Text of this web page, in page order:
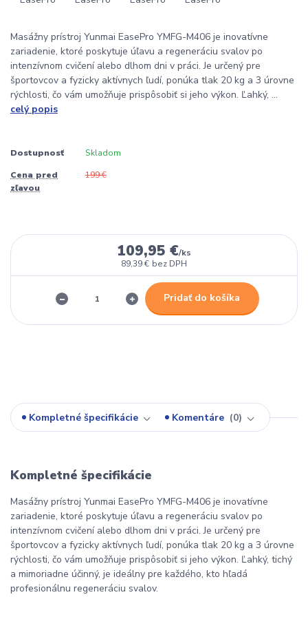
Masážny prístroj Yunmai EasePro YMFG-M406 je inovatívne
zariadenie, ktoré poskytuje úľavu a regeneráciu svalov po
intenzívnom cvičení alebo dlhom dni v práci. Je určený pre
športovcov a fyzicky aktívnych ľudí, ponúka tlak 20 kg a 3 úrovne
rýchlosti, čo vám umožňuje prispôsobiť si jeho výkon. Ľahký, ...
celý popis
Dostupnosť Skladom
Cena pred
zľavou
199 €
109,95 €/ks
89,39 € bez DPH
Pridať do košíka
Kompletné špecifikácie Komentáre 0
Kompletné špecifikácie
Masážny prístroj Yunmai EasePro YMFG-M406 je inovatívne
zariadenie, ktoré poskytuje úľavu a regeneráciu svalov po
intenzívnom cvičení alebo dlhom dni v práci. Je určený pre
športovcov a fyzicky aktívnych ľudí, ponúka tlak 20 kg a 3 úrovne
rýchlosti, čo vám umožňuje prispôsobiť si jeho výkon. Ľahký, tichý
a mimoriadne účinný, je ideálny pre každého, kto hľadá
profesionálnu regeneráciu svalov.